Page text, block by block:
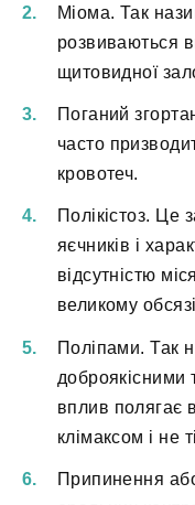
Міома. Так
розвиваються
щитовидної
Поганий
часто
кровотеч.
Полікістоз. Це
яєчників і
відсутністю
великому
Поліпами. Так
доброякісними
вплив полягає
клімаксом і не
Припинення